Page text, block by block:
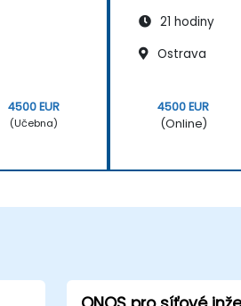
4500 EUR
(Učebna)
21 hodiny
Ostrava
4500 EUR
(Online)